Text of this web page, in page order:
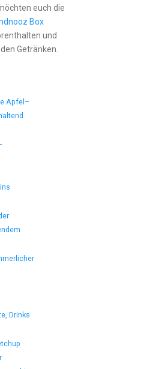
euch die
Box
und
Getränken.
Apfel–
Drinks